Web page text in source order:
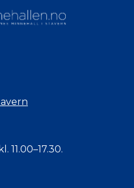
11.00–17.30.